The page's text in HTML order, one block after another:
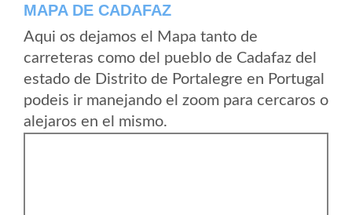
MAPA DE CADAFAZ
Aqui os dejamos el Mapa tanto de
carreteras como del pueblo de Cadafaz del
estado de Distrito de Portalegre en Portugal
podeis ir manejando el zoom para cercaros o
alejaros en el mismo.